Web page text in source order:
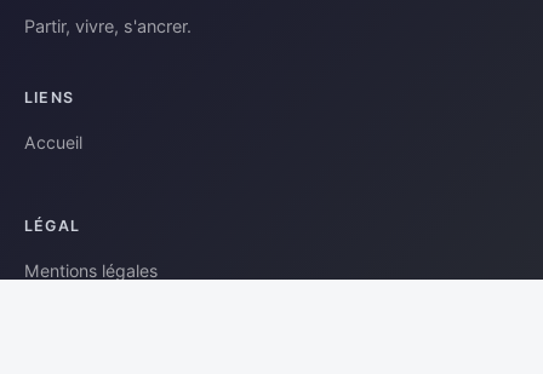
Partir, vivre, s'ancrer.
LIENS
Accueil
LÉGAL
Mentions légales